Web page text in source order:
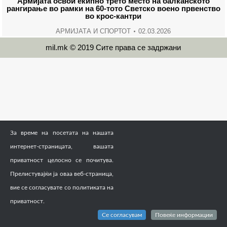
рангирање во рамки на 60-тото Светско воено првенство
во крос-кантри
АРМИЈАТА И СПОРТОТ 02.03.2026
mil.mk © 2019 Сите права се задржани
За време на посетата на нашата
интернет-страницата, вашата
приватност целосно се почитува.
Прелистувајќи ја оваа веб-страница,
вие се согласувате со политиката на
приватност.
Се согласувам Повеќе информации